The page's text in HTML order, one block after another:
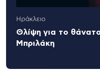
Ηράκλειο
Θλίψη για το
Μπριλάκη